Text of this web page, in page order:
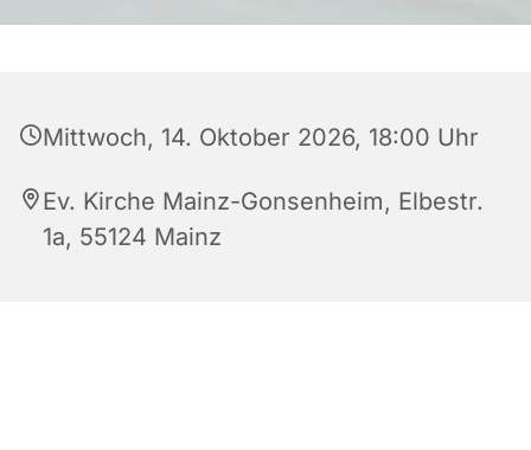
Mittwoch, 14. Oktober 2026, 18:00 Uhr
Ev. Kirche Mainz-Gonsenheim, Elbestr.
1a, 55124 Mainz